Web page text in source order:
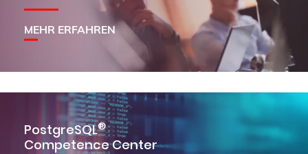
MEHR ERFAHREN
PostgreSQL®
Competence Center